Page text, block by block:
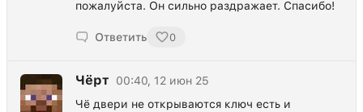
пожалуйста. Он сильно раздражает. Спасибо!
Ответить 0
Чёрт
00:40, 12 июн 25
Чё двери не открываются ключ есть и